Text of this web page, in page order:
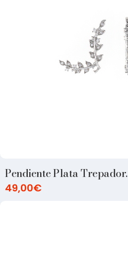
Pendiente Plata Trepador.
49,00€